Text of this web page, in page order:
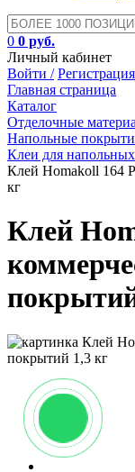
0 0 руб.
Личный кабинет
Войти / Регистрация
Главная страница
Каталог
Отделочные
Напольные
Клеи для
Клей Homakoll 164
кг
Клей